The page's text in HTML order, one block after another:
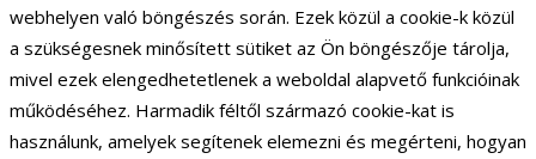
webhelyen való böngészés során. Ezek közül a cookie-k közül
a szükségesnek minősített sütiket az Ön böngészője tárolja,
mivel ezek elengedhetetlenek a weboldal alapvető funkcióinak
működéséhez. Harmadik féltől származó cookie-kat is
használunk, amelyek segítenek elemezni és megérteni, hogyan